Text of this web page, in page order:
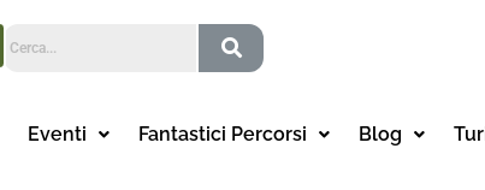
Eventi Fantastici Percorsi Blog